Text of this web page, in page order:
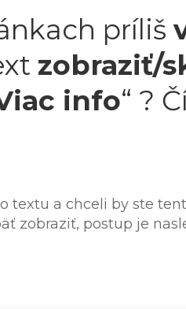
príliš
zobraziť/
info“ ?
textu a chceli by ste
zobraziť, postup je